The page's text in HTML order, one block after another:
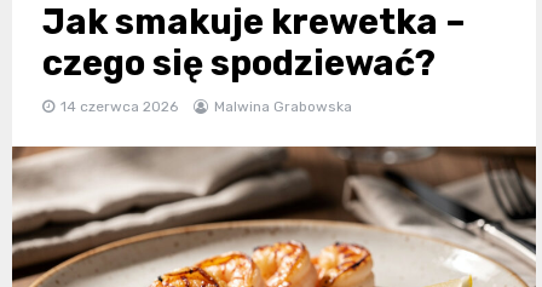
Jak smakuje krewetka –
czego się spodziewać?
14 czerwca 2026 Malwina Grabowska